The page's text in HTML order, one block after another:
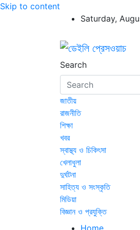
Skip to content
Saturday,
ডেইলি
ডেইলি প্রেসওয়াচ
Search
জাতীয়
রাজনীতি
শিক্ষা
খবর
স্বাস্থ্য ও চিকিৎসা
খেলাধুলা
দুর্ঘটনা
সাহিত্য ও সংস্কৃতি
মিডিয়া
বিজ্ঞান ও প্রযুক্তি
Home